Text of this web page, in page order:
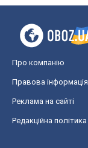
Про компанію
Правова інформація
Реклама на сайті
Редакційна політика